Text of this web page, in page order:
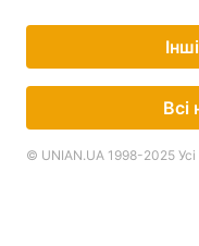
Всі
© UNIAN.UA 1998-2025